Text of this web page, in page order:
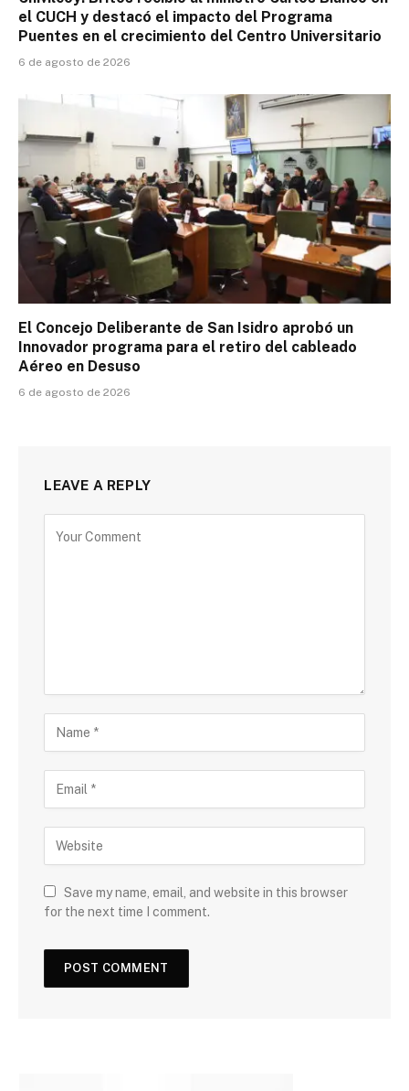
el CUCH y destacó el impacto del Programa
Puentes en el crecimiento del Centro Universitario
6 de agosto de 2026
El Concejo Deliberante de San Isidro aprobó un
Innovador programa para el retiro del cableado
Aéreo en Desuso
6 de agosto de 2026
LEAVE A REPLY
Save my name, email, and website in this browser
for the next time I comment.